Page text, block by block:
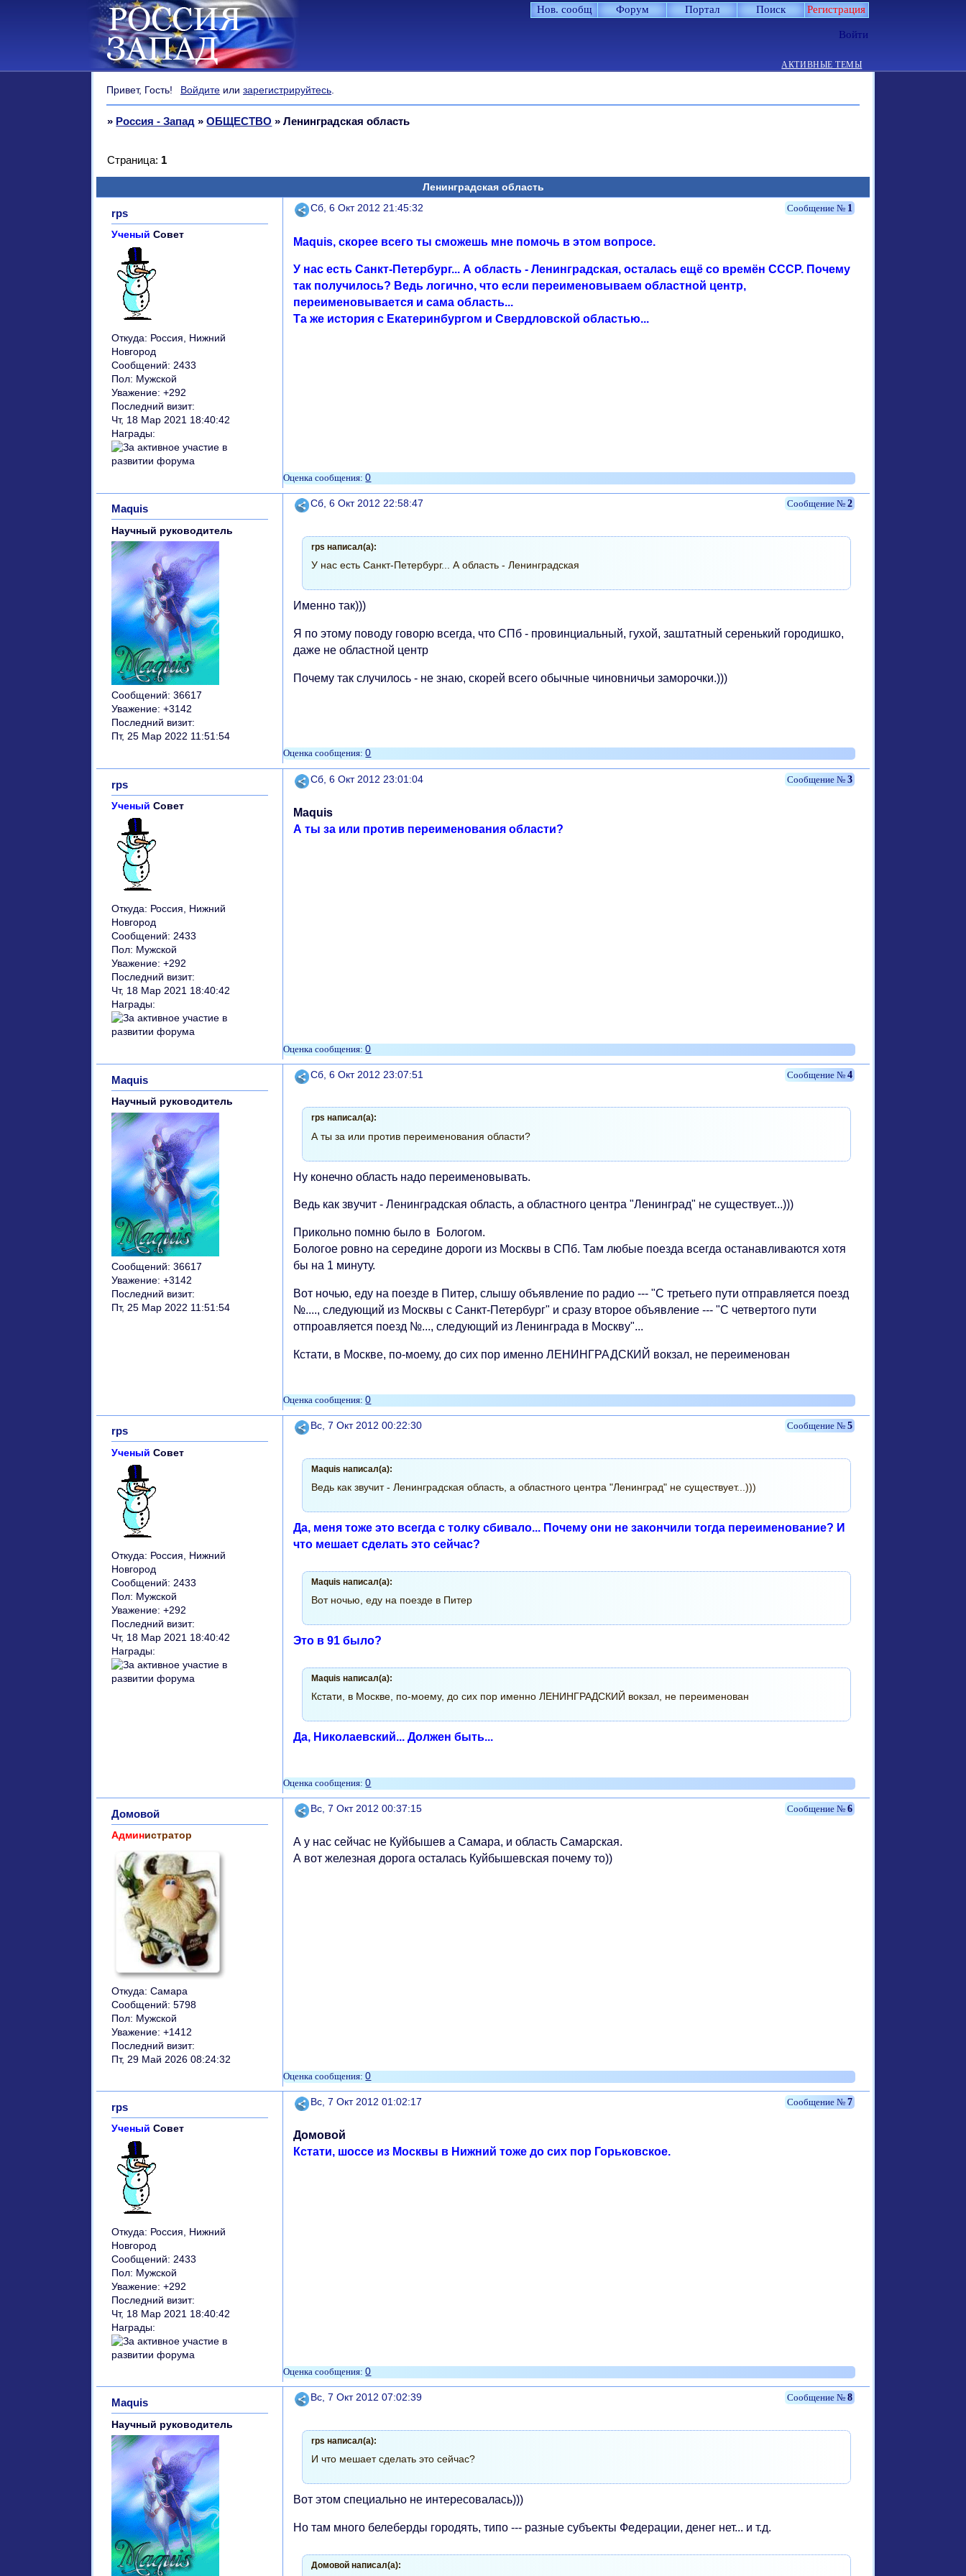
Нов. сообщ Форум Портал Поиск Регистрация
Войти
АКТИВНЫЕ ТЕМЫ
Привет, Гость! Войдите илизарегистрируйтесь.
» Россия - Запад »ОБЩЕСТВО »Ленинградская область
Ленинградская область
Страница: 1
Поделиться 1
Сб, 6 Окт 2012 21:45:32
rps
Ученый Совет
Откуда: Россия, Нижний
Новгород
Сообщений: 2433
Пол: Мужской
Уважение: +292
Последний визит:
Чт, 18 Мар 2021 18:40:42
Награды:
Maquis, скорее всего ты сможешь мне помочь в этом вопросе.
У нас есть Санкт-Петербург... А область - Ленинградская, осталась ещё со времён СССР. Почему
так получилось? Ведь логично, что если переименовываем областной центр,
переименовывается и сама область...
Та же история с Екатеринбургом и Свердловской областью...
0
Поделиться 2
Сб, 6 Окт 2012 22:58:47
Maquis
Научный руководитель
Сообщений: 36617
Уважение: +3142
Последний визит:
Пт, 25 Мар 2022 11:51:54
rps написал(а):
У нас есть Санкт-Петербург... А область - Ленинградская
Именно так)))
Я по этому поводу говорю всегда, что СПб - провинциальный, гухой, заштатный серенький городишко,
даже не областной центр
Почему так случилось - не знаю, скорей всего обычные чиновничьи заморочки.)))
0
Поделиться 3
Сб, 6 Окт 2012 23:01:04
rps
Ученый Совет
Откуда: Россия, Нижний
Новгород
Сообщений: 2433
Пол: Мужской
Уважение: +292
Последний визит:
Чт, 18 Мар 2021 18:40:42
Награды:
Maquis
А ты за или против переименования области?
0
Поделиться 4
Сб, 6 Окт 2012 23:07:51
Maquis
Научный руководитель
Сообщений: 36617
Уважение: +3142
Последний визит:
Пт, 25 Мар 2022 11:51:54
rps написал(а):
А ты за или против переименования области?
Ну конечно область надо переименовывать.
Ведь как звучит - Ленинградская область, а областного центра "Ленинград" не существует...)))
Прикольно помню было в Бологом.
Бологое ровно на середине дороги из Москвы в СПб. Там любые поезда всегда останавливаются хотя
бы на 1 минуту.
Вот ночью, еду на поезде в Питер, слышу объявление по радио --- "С третьего пути отправляется поезд
№...., следующий из Москвы с Санкт-Петербург" и сразу второе объявление --- "С четвертого пути
отпроавляется поезд №..., следующий из Ленинграда в Москву"...
Кстати, в Москве, по-моему, до сих пор именно ЛЕНИНГРАДСКИЙ вокзал, не переименован
0
Поделиться 5
Вс, 7 Окт 2012 00:22:30
rps
Ученый Совет
Откуда: Россия, Нижний
Новгород
Сообщений: 2433
Пол: Мужской
Уважение: +292
Последний визит:
Чт, 18 Мар 2021 18:40:42
Награды:
Maquis написал(а):
Ведь как звучит - Ленинградская область, а областного центра "Ленинград" не существует...)))
Да, меня тоже это всегда с толку сбивало... Почему они не закончили тогда переименование? И
что мешает сделать это сейчас?
Maquis написал(а):
Вот ночью, еду на поезде в Питер
Это в 91 было?
Maquis написал(а):
Кстати, в Москве, по-моему, до сих пор именно ЛЕНИНГРАДСКИЙ вокзал, не переименован
Да, Николаевский... Должен быть...
0
Поделиться 6
Вс, 7 Окт 2012 00:37:15
Домовой
Администратор
Откуда: Самара
Сообщений: 5798
Пол: Мужской
Уважение: +1412
Последний визит:
Пт, 29 Май 2026 08:24:32
А у нас сейчас не Куйбышев а Самара, и область Самарская.
А вот железная дорога осталась Куйбышевская почему то))
0
Поделиться 7
Вс, 7 Окт 2012 01:02:17
rps
Ученый Совет
Откуда: Россия, Нижний
Новгород
Сообщений: 2433
Пол: Мужской
Уважение: +292
Последний визит:
Чт, 18 Мар 2021 18:40:42
Награды:
Домовой
Кстати, шоссе из Москвы в Нижний тоже до сих пор Горьковское.
0
Поделиться 8
Вс, 7 Окт 2012 07:02:39
Maquis
Научный руководитель
rps написал(а):
И что мешает сделать это сейчас?
Вот этом специально не интересовалась)))
Но там много белеберды городять, типо --- разные субъекты Федерации, денег нет... и т.д.
Домовой написал(а):